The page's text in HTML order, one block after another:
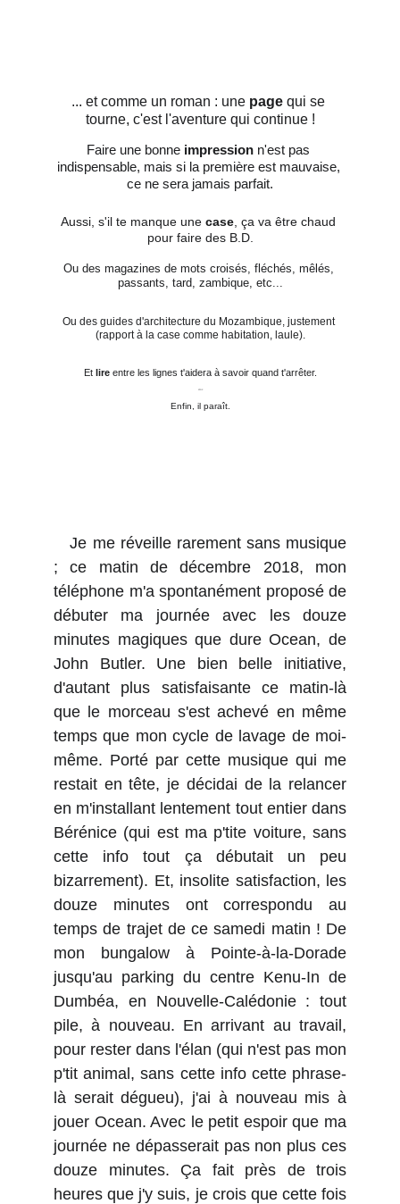
... et comme un roman : une page qui se
tourne, c'est l'aventure qui continue !
Faire une bonne impression n'est pas
indispensable, mais si la première est mauvaise,
ce ne sera jamais parfait.
Aussi, s'il te manque une case , ça va être chaud
pour faire des B.D.
Ou des magazines de mots croisés, fléchés, mêlés,
passants, tard, zambique, etc...
Ou des guides d'architecture du Mozambique, justement
(rapport à la case comme habitation, laule).
Et lire entre les lignes t'aidera à savoir quand t'arrêter.
Enfin, il paraît.
Je me réveille rarement sans musique
; ce matin de décembre 2018, mon
téléphone m'a spontanément proposé de
débuter ma journée avec les douze
minutes magiques que dure Ocean, de
John Butler. Une bien belle initiative,
d'autant plus satisfaisante ce matin-là
que le morceau s'est achevé en même
temps que mon cycle de lavage de moi-
même. Porté par cette musique qui me
restait en tête, je décidai de la relancer
en m'installant lentement tout entier dans
Bérénice (qui est ma p'tite voiture, sans
cette info tout ça débutait un peu
bizarrement). Et, insolite satisfaction, les
douze minutes ont correspondu au
temps de trajet de ce samedi matin ! De
mon bungalow à Pointe-à-la-Dorade
jusqu'au parking du centre Kenu-In de
Dumbéa, en Nouvelle-Calédonie : tout
pile, à nouveau. En arrivant au travail,
pour rester dans l'élan (qui n'est pas mon
p'tit animal, sans cette info cette phrase-
là serait dégueu), j'ai à nouveau mis à
jouer Ocean. Avec le petit espoir que ma
journée ne dépasserait pas non plus ces
douze minutes. Ça fait près de trois
heures que j'y suis, je crois que cette fois